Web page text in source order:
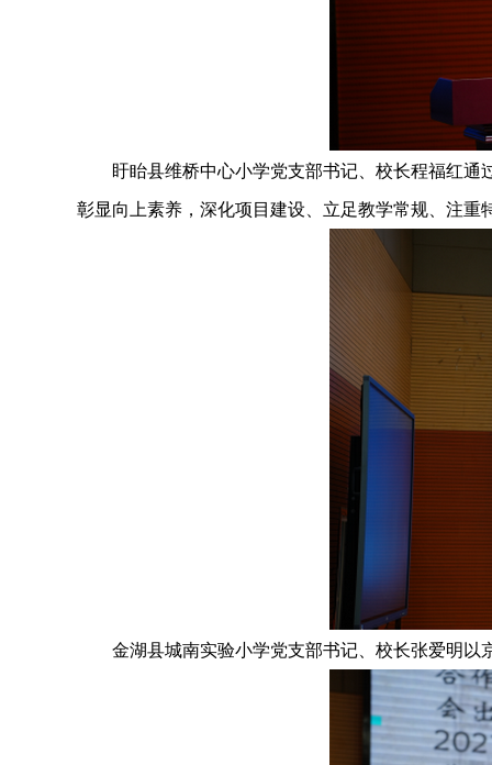
盱眙县维桥中心小学党支部书记、校长程福红通
彰显向上素养，深化项目建设、立足教学常规、注
金湖县城南实验小学党支部书记、校长张爱明以